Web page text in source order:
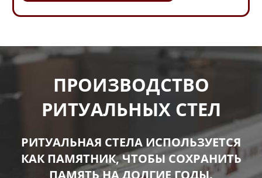
ПРОИЗВОДСТВО
РИТУАЛЬНЫХ СТЕЛ
РИТУАЛЬНАЯ СТЕЛА ИСПОЛЬЗУЕТСЯ
КАК ПАМЯТНИК, ЧТОБЫ СОХРАНИТЬ